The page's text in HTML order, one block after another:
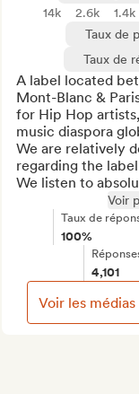
14k 2.6k 1.4k
Taux de
Taux de
A label located
Mont-Blanc &
for Hip Hop
music diaspora
We are relatively
regarding the
We listen to
Voir
Taux de
100%
4,101
Voir les